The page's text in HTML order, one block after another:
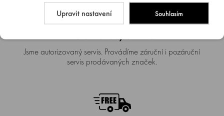
Jsme autorizovaný servis. Provádíme záruční i pozáruční
servis prodávaných značek.
Upravit nastavení Souhlasím